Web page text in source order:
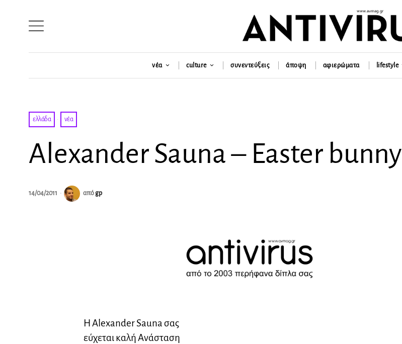
νέα culture συνεντεύξεις άποψη αφιερώματα lifestyle
ελλάδα · νέα
Alexander Sauna – Easter bunny
14/04/2011 από gp
H Alexander Sauna σας
εύχεται καλή Ανάσταση